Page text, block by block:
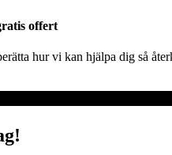
offert
hur vi kan hjälpa dig så